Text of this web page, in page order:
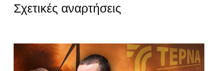
Σχετικές αναρτήσεις